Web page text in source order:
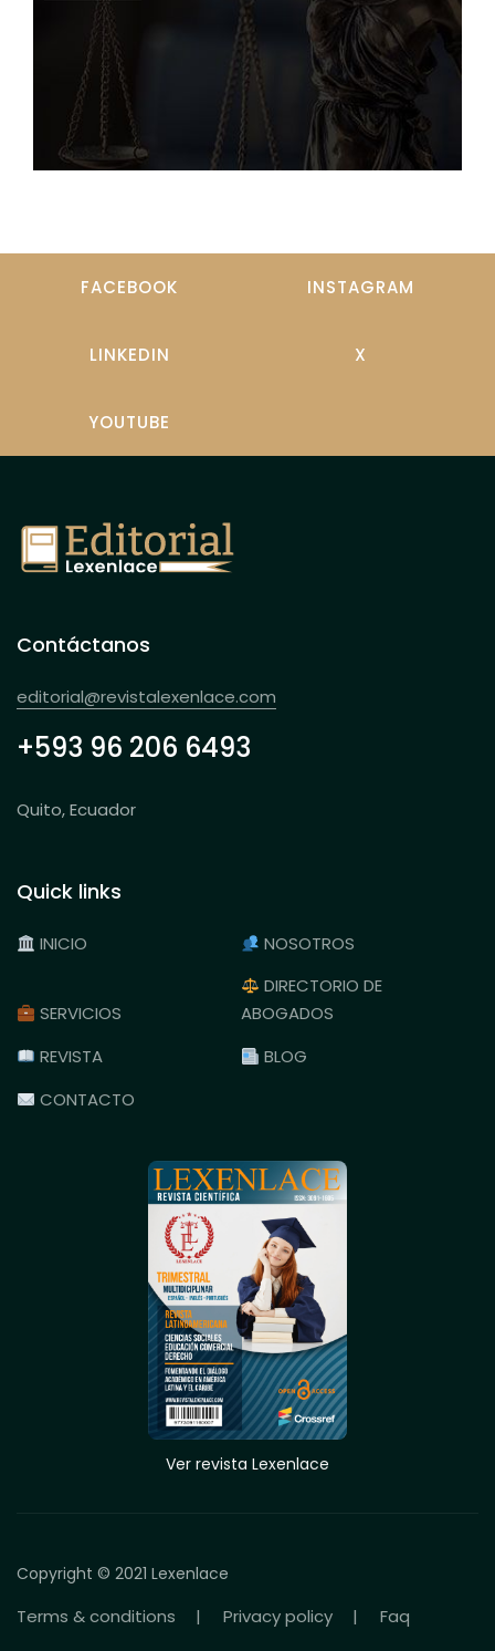
FACEBOOK INSTAGRAM
LINKEDIN X
YOUTUBE
Contáctanos
editorial@revistalexenlace.com
+593 96 206 6493
Quito, Ecuador
Quick links
INICIO NOSOTROS
SERVICIOS
DIRECTORIO DE
ABOGADOS
REVISTA
BLOG
CONTACTO
Ver revista Lexenlace
Copyright © 2021 Lexenlace
Terms & conditions Privacy policy Faq